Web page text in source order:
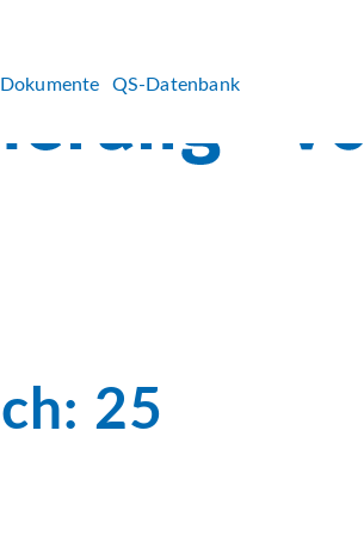
Dokumente QS-Datenbank
25